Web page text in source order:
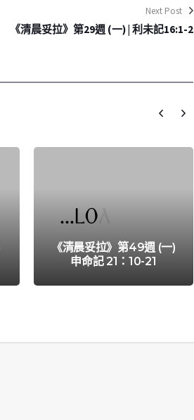
Next Post
《清晨妥拉》第29週 (一) | 利未記16:1-2
《清晨妥拉》第49週 (一)
申命記 21：10-21